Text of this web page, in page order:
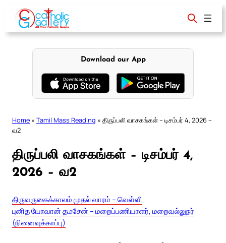
content
Download our App
Home » Tamil Mass Reading » திருப்பலி வாசகங்கள் – டிசம்பர் 4, 2026 –
வ2
திருப்பலி வாசகங்கள் – டிசம்பர் 4,
2026 – வ2
திருவருகைக்காலம் முதல் வாரம் – வெள்ளி
புனித யோவான் தமசேன் – மறைப்பணியாளர், மறைவல்லுநர்
(நினைவுக்காப்பு)